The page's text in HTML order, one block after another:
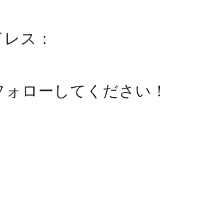
ス：
ローしてください！